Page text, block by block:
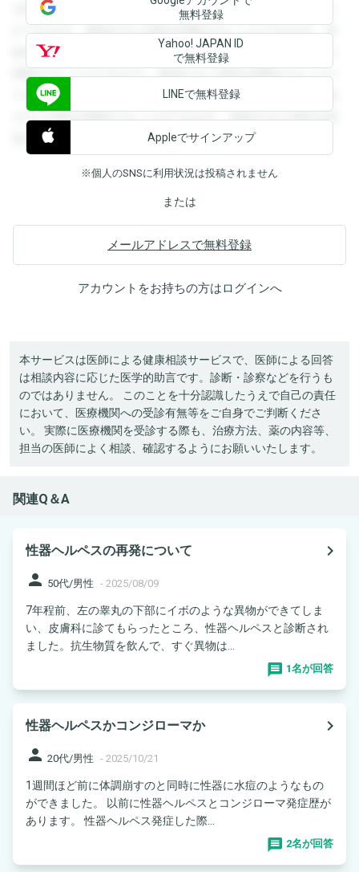
を閲覧することができます。登録すると回答を閲覧すること
ができます。登録すると回答を閲覧することができます。登
録すると回答を閲覧することができます。登録すると回答を
閲覧することができます。登録すると回答を閲覧することが
できます。登録すると回答を閲覧することができます。登録
すると回答を閲覧することができます。登録すると回答を閲
覧することができます。
無料登録
Yahoo! JAPAN ID
で無料登録
LINEで無料登録
Appleでサインアップ
※個人のSNSに利用状況は投稿されません
または
メールアドレスで無料登録
アカウントをお持ちの方はログインへ
本サービスは医師による健康相談サービスで、医師による回答
は相談内容に応じた医学的助言です。診断・診察などを行うも
のではありません。 このことを十分認識したうえで自己の責任
において、医療機関への受診有無等をご自身でご判断くださ
い。 実際に医療機関を受診する際も、治療方法、薬の内容等、
担当の医師によく相談、確認するようにお願いいたします。
関連Q＆A
性器ヘルペスの再発について
navigate_next
person 50代/男性 - 2025/08/09
7年程前、左の睾丸の下部にイボのような異物ができてしま
い、皮膚科に診てもらったところ、性器ヘルペスと診断され
ました。抗生物質を飲んで、すぐ異物は...
1名が回答
性器ヘルペスかコンジローマか
navigate_next
person 20代/男性 - 2025/10/21
1週間ほど前に体調崩すのと同時に性器に水痘のようなもの
ができました。 以前に性器ヘルペスとコンジローマ発症歴が
あります。 性器ヘルペス発症した際...
2名が回答